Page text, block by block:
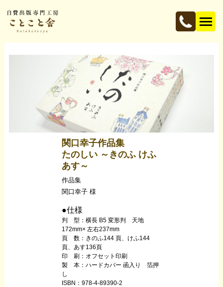
関口幸子作品集
たのしい ～きのふ けふ
あす～
作品集
関口幸子 様
●仕様
判 型：横長 B5 変形判 天地
172mm× 左右237mm
頁 数：きのふ144 頁、けふ144
頁、あす136頁
印 刷：オフセット印刷
製 本：ハードカバー 函入り 箔押
し
ISBN：978-4-89390-2